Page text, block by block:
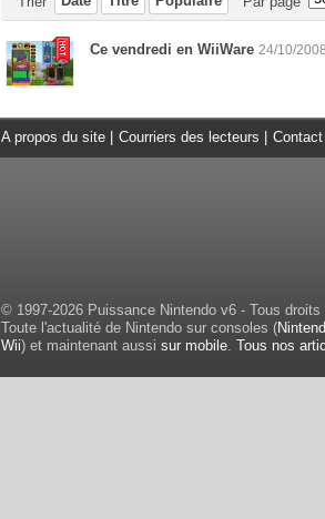
Ce vendredi en WiiWare 24/10/2008
A propos du site Courriers des lecteurs Contact
© 1997-2026 Puissance Nintendo v6 - Tous droits
Toute l'actualité de Nintendo sur consoles (
Wii) et maintenant aussi sur mobile. Tous nos